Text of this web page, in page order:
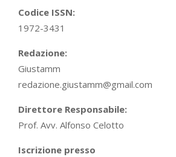
Codice ISSN:
1972-3431
Redazione:
Giustamm
redazione.giustamm@gmail.com
Direttore Responsabile:
Prof. Avv. Alfonso Celotto
Iscrizione presso